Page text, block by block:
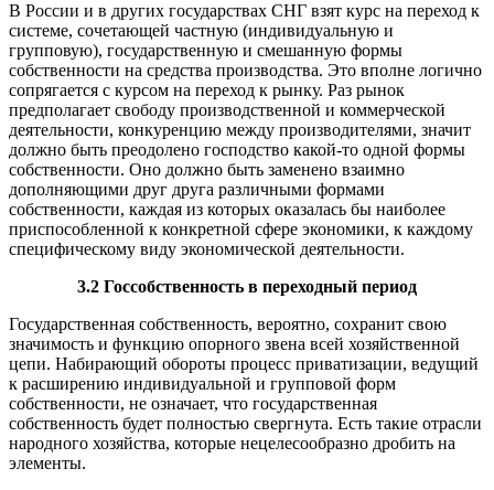
В России и в других государствах СНГ взят курс на переход к
системе, сочетающей частную (индивидуальную и
групповую), государственную и смешанную формы
собственности на средства производства. Это вполне логично
сопрягается с курсом на переход к рынку. Раз рынок
предполагает свободу производственной и коммерческой
деятельности, конкуренцию между производителями, значит
должно быть преодолено господство какой-то одной формы
собственности. Оно должно быть заменено взаимно
дополняющими друг друга различными формами
собственности, каждая из которых оказалась бы наиболее
приспособленной к конкретной сфере экономики, к каждому
специфическому виду экономической деятельности.
3.2 Госсобственность в переходный период
Государственная собственность, вероятно, сохранит свою
значимость и функцию опорного звена всей хозяйственной
цепи. Набирающий обороты процесс приватизации, ведущий
к расширению индивидуальной и групповой форм
собственности, не означает, что государственная
собственность будет полностью свергнута. Есть такие отрасли
народного хозяйства, которые нецелесообразно дробить на
элементы.